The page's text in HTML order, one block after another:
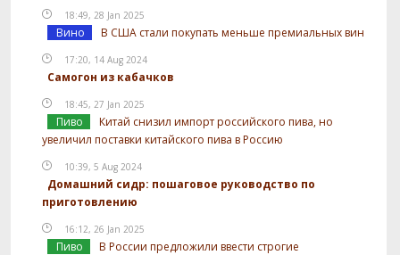
18:49, 28 Jan 2025
Вино В США стали покупать меньше премиальных вин
17:20, 14 Aug 2024
Самогон из кабачков
18:45, 27 Jan 2025
Пиво
Китай снизил импорт российского пива, но
увеличил поставки китайского пива в Россию
10:39, 5 Aug 2024
Домашний сидр: пошаговое руководство по
приготовлению
16:12, 26 Jan 2025
Пиво
В России предложили ввести строгие